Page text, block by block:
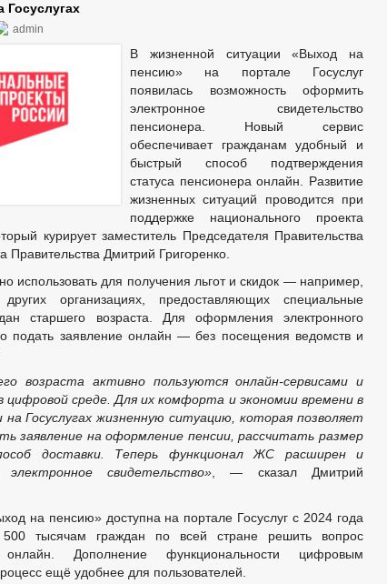
Госуслугах
admin
В жизненной ситуации «Выход на
пенсию» на портале Госуслуг
появилась возможность оформить
электронное свидетельство
пенсионера. Новый сервис
обеспечивает гражданам удобный и
быстрый способ подтверждения
статуса пенсионера онлайн. Развитие
жизненных ситуаций проводится при
поддержке национального проекта
курирует заместитель Председателя Правительства
Дмитрий Григоренко.
использовать для получения льгот и скидок — например,
организациях, предоставляющих специальные
старшего возраста. Для оформления электронного
подать заявление онлайн — без посещения ведомств и
возраста активно пользуются онлайн-сервисами и
среде. Для их комфорта и экономии времени в
наГосуслугах жизненную ситуацию, которая позволяет
заявление на оформление пенсии, рассчитать размер
доставки. Теперь функционал ЖС расширен и
свидетельство» , — сказал Дмитрий
на пенсию» доступна на портале Госуслуг с 2024 года
тысячам граждан по всей стране решить вопрос
Дополнение функциональности цифровым
ещё удобнее для пользователей.